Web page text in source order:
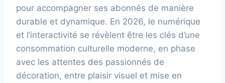
pour accompagner ses abonnés de manière
durable et dynamique. En 2026, le numérique
et l’interactivité se révèlent être les clés d’une
consommation culturelle moderne, en phase
avec les attentes des passionnés de
décoration, entre plaisir visuel et mise en